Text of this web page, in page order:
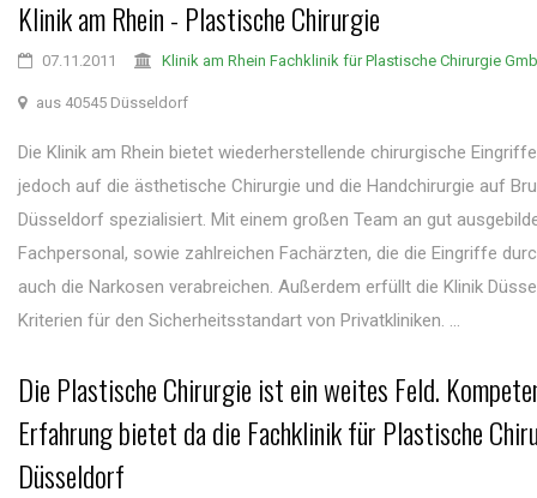
Klinik am Rhein - Plastische Chirurgie
07.11.2011 Klinik am Rhein Fachklinik für Plastische Chirurgie
aus 40545 Düsseldorf
Die Klinik am Rhein bietet wiederherstellende chirurgische
jedoch auf die ästhetische Chirurgie und die Handchirurgie auf
Düsseldorf spezialisiert. Mit einem großen Team an gut
Fachpersonal, sowie zahlreichen Fachärzten, die die Eingriffe
auch die Narkosen verabreichen. Außerdem erfüllt die Klinik
Kriterien für den Sicherheitsstandart von Privatkliniken. ...
Die Plastische Chirurgie ist ein weites Feld.
Erfahrung bietet da die Fachklinik für Plastische
Düsseldorf